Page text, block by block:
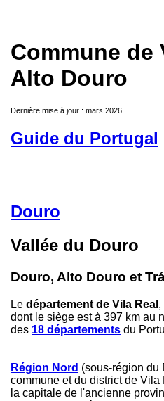
Commune de
Alto Douro
Dernière mise à jour : mars 2026
Guide du Portugal
Douro
Vallée du Douro
Douro, Alto Douro et
Le département de Vila Real ,
dont le siège est à 397 km au
des 18 départements du
Région Nord (sous-région du
commune et du district de
la capitale de l'ancienne